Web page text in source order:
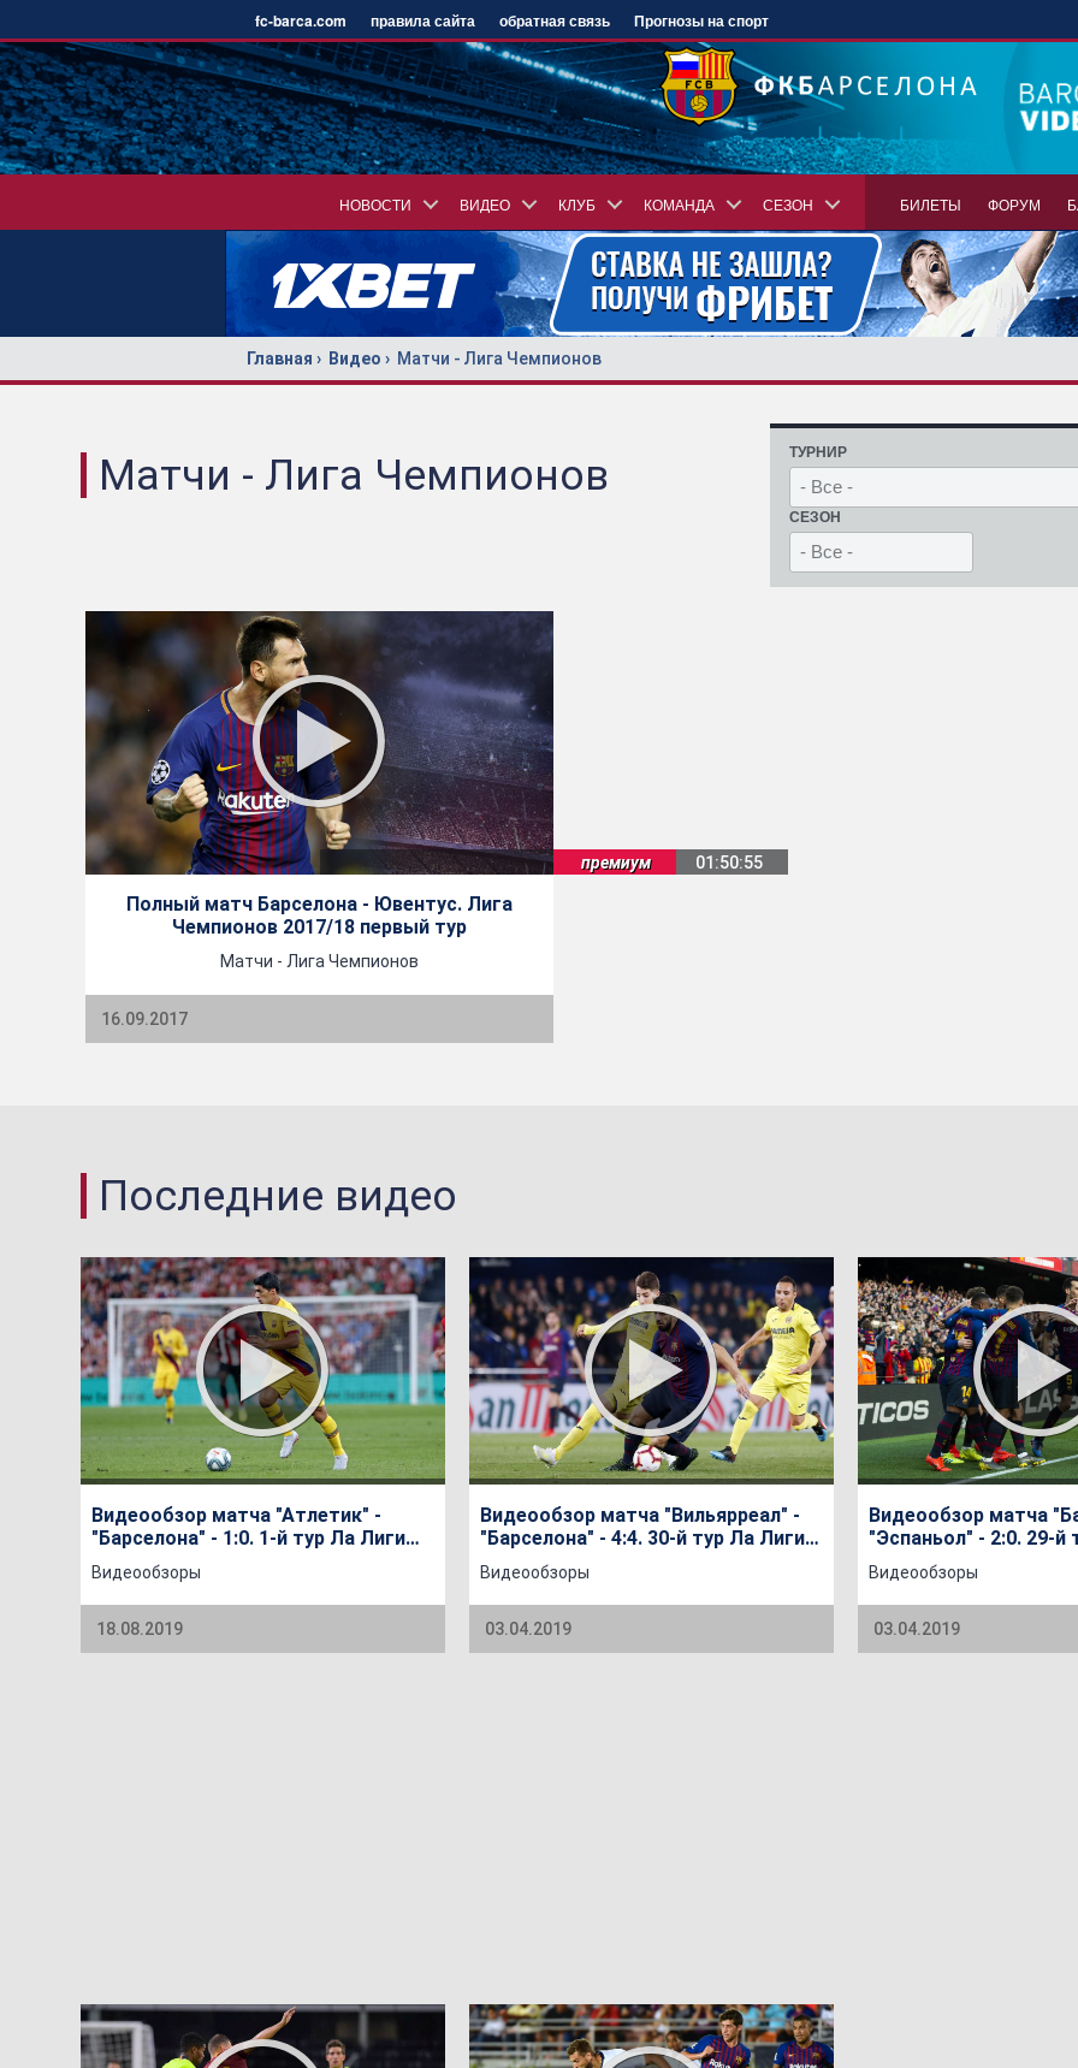
fc-barca.com правила сайта обратная связь Прогнозы на спорт
НОВОСТИ ВИДЕО КЛУБ КОМАНДА СЕЗОН БИЛЕТЫ ФОРУМ
Главная Видео Матчи - Лига Чемпионов
ТУРНИР
СЕЗОН
Матчи - Лига Чемпионов
премиум 01:50:55
Полный матч Барселона - Ювентус. Лига
Чемпионов 2017/18 первый тур
Матчи - Лига Чемпионов
16.09.2017
Последние видео
Видеообзор матча "Атлетик" -
"Барселона" - 1:0. 1-й тур Ла Лиги
сезона 2019/20
Видеообзоры
18.08.2019
Видеообзор матча "Вильярреал" -
"Барселона" - 4:4. 30-й тур Ла Лиги
сезона 2018/2019
Видеообзоры
03.04.2019
Видеообзор матча
"Эспаньол" - 2:0. 29-й
сезона 2018/2019
Видеообзоры
03.04.2019